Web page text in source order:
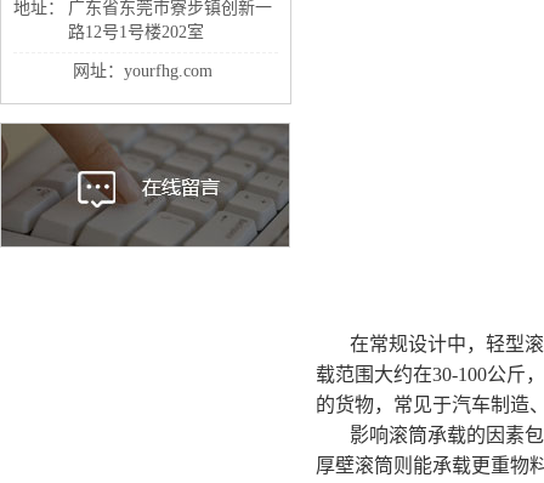
地址：
广东省东莞市寮步镇创新一
路12号1号楼202室
网址：yourfhg.com
在常规设计中，轻型
载范围大约在30-100公斤
的货物，常见于汽车制造
影响滚筒承载的因素
厚壁滚筒则能承载更重物